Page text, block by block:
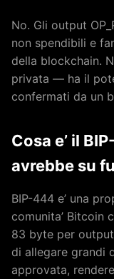
No. Gli output
non spendibili e
della blockchain.
privata — ha il
confermati da un
Cosa e’ il
avrebbe su
BIP-444 e’ una
comunita’ Bitcoin
83 byte per output
di allegare grandi
approvata,